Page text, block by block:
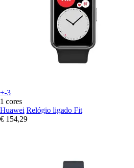
+-3
1 cores
Huawei Relógio ligado Fit
€ 154,29